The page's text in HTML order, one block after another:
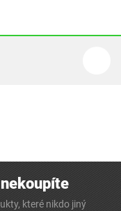
které nikdo jiný